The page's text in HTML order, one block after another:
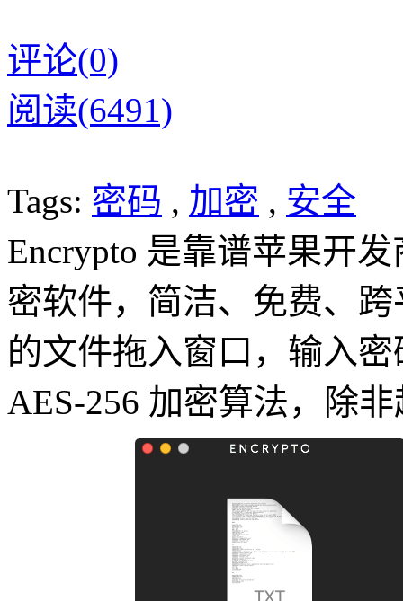
评论(0)
阅读(6491)
Tags: 密码 , 加密 , 安全
Encrypto 是靠谱苹果开
密软件，简洁、免费、
的文件拖入窗口，输入
AES-256 加密算法，除